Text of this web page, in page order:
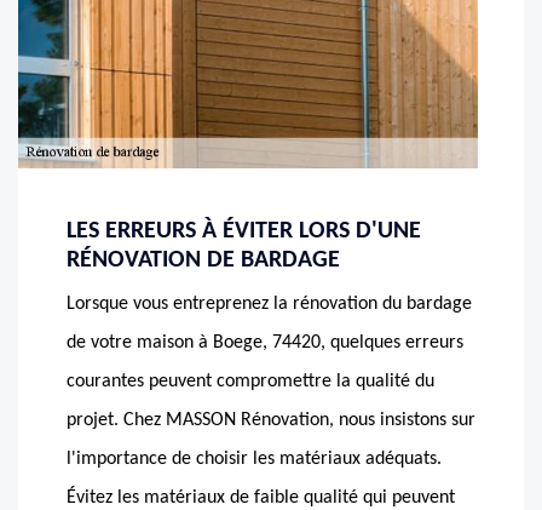
LES ERREURS À ÉVITER LORS D'UNE
RÉNOVATION DE BARDAGE
Lorsque vous entreprenez la rénovation du bardage
de votre maison à Boege, 74420, quelques erreurs
courantes peuvent compromettre la qualité du
projet. Chez MASSON Rénovation, nous insistons sur
l'importance de choisir les matériaux adéquats.
Évitez les matériaux de faible qualité qui peuvent